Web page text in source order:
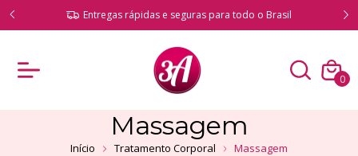
Entregas rápidas e seguras para todo o Brasil
0
Massagem
Início Tratamento Corporal Massagem